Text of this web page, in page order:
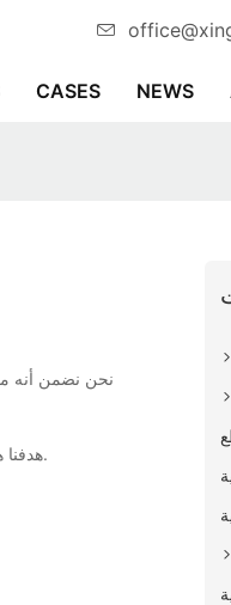
CASES NEWS
لعملائنا على المدى الطويل وسوف نتعاون بشكل نشط مع عملائنا لتقديم حلول فعالة وفوائد من حيث التكلفة.